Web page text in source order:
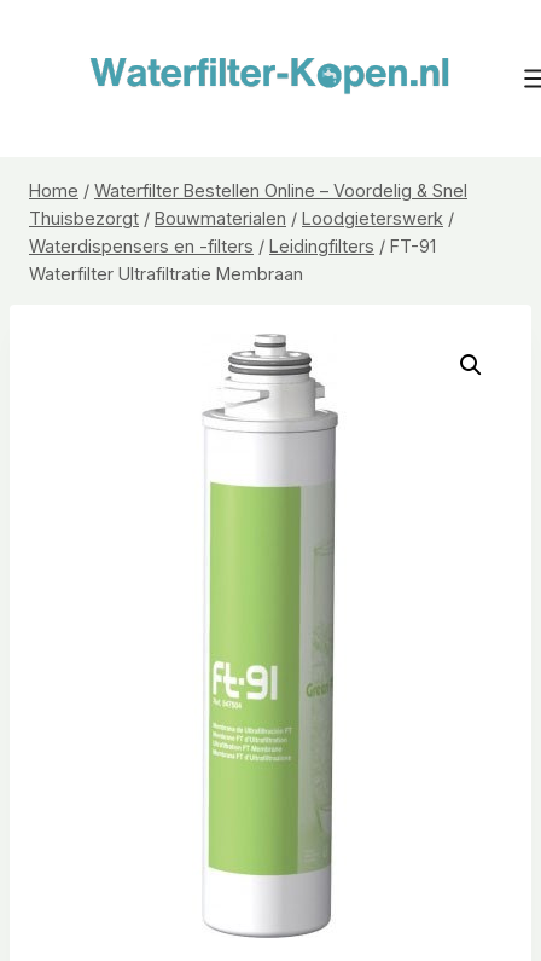
Home / Waterfilter Bestellen Online – Voordelig & Snel
Thuisbezorgt / Bouwmaterialen / Loodgieterswerk /
Waterdispensers en -filters / Leidingfilters / FT-91
Waterfilter Ultrafiltratie Membraan